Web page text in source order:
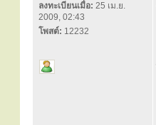
ลงทะเบียนเมื่อ: 25 เม.ย.
2009, 02:43
โพสต์: 12232